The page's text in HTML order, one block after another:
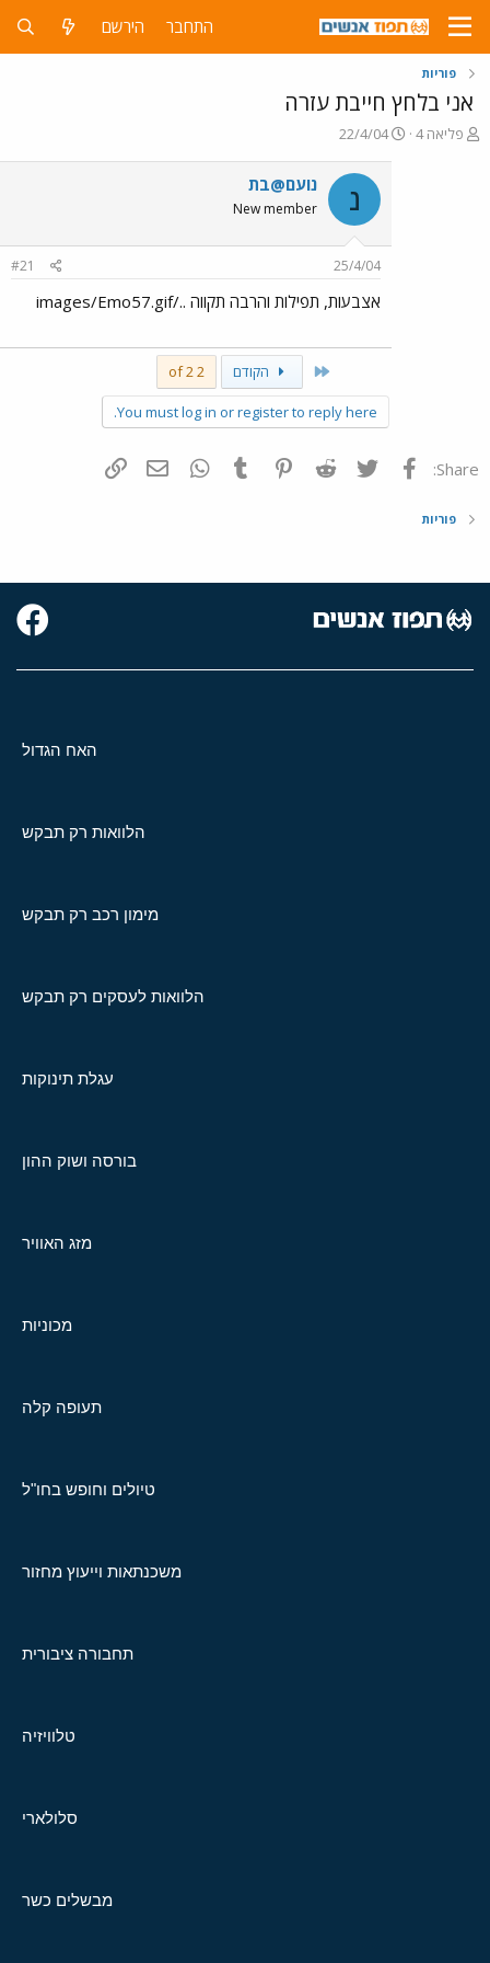
התחבר הירשם
פוריות
אני בלחץ חייבת עזרה
פ
פליאה 4
פ
ת
א
22/4/04
נ נועם@בת
New member
25/4/04
#21
אצבעות, תפילות והרבה תקווה ../images/Emo57.gif
First הקודם 2 of 2
You must log in or register to reply here.
Share: פייסבוק Twitter
Reddit
Pinterest
Tumblr
WhatsAppדואר אלקטרוני
פוריות
האח הגדול
הלוואות רק תבקש
מימון רכב רק תבקש
הלוואות לעסקים רק תבקש
עגלת תינוקות
בורסה ושוק ההון
מזג האוויר
מכוניות
תעופה קלה
טיולים וחופש בחו"ל
משכנתאות וייעוץ מחזור
תחבורה ציבורית
טלוויזיה
סלולארי
מבשלים כשר